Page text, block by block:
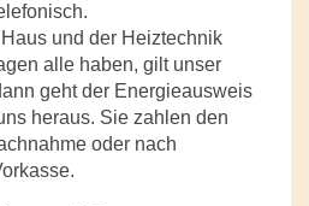
und der Heiztechnik
alle haben, gilt unser
geht der Energieausweis
heraus. Sie zahlen den
oder nach